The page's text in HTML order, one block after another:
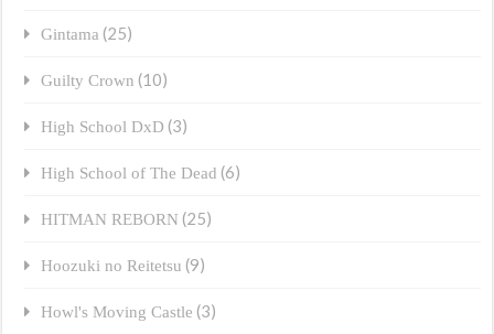
Gintama (25)
Guilty Crown (10)
High School DxD (3)
High School of The Dead (6)
HITMAN REBORN (25)
Hoozuki no Reitetsu (9)
Howl's Moving Castle (3)